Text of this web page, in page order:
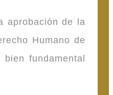
aprobación de la
Humano de
fundamental